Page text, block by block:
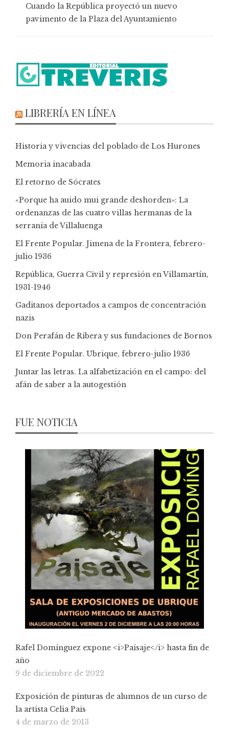
Cuando la República proyectó un nuevo
pavimento de la Plaza del Ayuntamiento
LIBRERÍA EN LÍNEA
Historia y vivencias del poblado de Los Hurones
Memoria inacabada
El retorno de Sócrates
«Porque ha auido mui grande deshorden»: La
ordenanzas de las cuatro villas hermanas de la
serranía de Villaluenga
El Frente Popular. Jimena de la Frontera, febrero-
julio 1936
República, Guerra Civil y represión en Villamartín,
1931-1946
Gaditanos deportados a campos de concentración
nazis
Don Perafán de Ribera y sus fundaciones de Bornos
El Frente Popular. Ubrique, febrero-julio 1936
Juntar las letras. La alfabetización en el campo: del
afán de saber a la autogestión
FUE NOTICIA
Rafel Domínguez expone <i>Paisaje</i> hasta fin de
año
9 de diciembre de 2022
Exposición de pinturas de alumnos de un curso de
la artista Celia Pais
4 de marzo de 2013